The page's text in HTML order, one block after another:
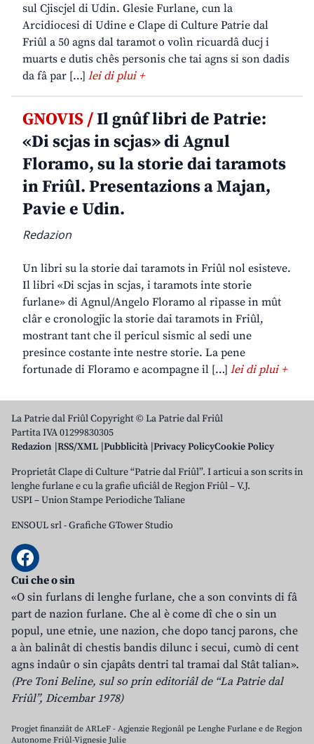
sul Cjiscjel di Udin. Glesie Furlane, cun la
Arcidiocesi di Udine e Clape di Culture Patrie dal
Friûl a 50 agns dal taramot o volìn ricuardâ ducj i
muarts e dutis chês personis che tai agns si son dadis
da fâ par […] lei di plui +
GNOVIS /Il gnûf libri de Patrie:
«Di scjas in scjas» di Agnul
Floramo, su la storie dai taramots
in Friûl. Presentazions a Majan,
Pavie e Udin.
Redazion
Un libri su la storie dai taramots in Friûl nol esisteve.
Il libri «Di scjas in scjas, i taramots inte storie
furlane» di Agnul/Angelo Floramo al ripasse in mût
clâr e cronologjic la storie dai taramots in Friûl,
mostrant tant che il pericul sismic al sedi une
presince costante inte nestre storie. La pene
fortunade di Floramo e acompagne il […] lei di plui +
La Patrie dal Friûl Copyright © La Patrie dal Friûl
Partita IVA 01299830305
Redazion RSS/XML Pubblicità Privacy PolicyCookie Policy
Proprietât Clape di Culture “Patrie dal Friûl”. I articui a son scrits in
lenghe furlane e cu la grafie uficiâl de Regjon Friûl – V.J.
USPI – Union Stampe Periodiche Taliane
ENSOUL srl-Grafiche GTower Studio
Cui che o sin
«O sin furlans di lenghe furlane, che a son convints di fâ
part de nazion furlane. Che al è come dî che o sin un
popul, une etnie, une nazion, che dopo tancj parons, che
a àn balinât di chestis bandis dilunc i secui, cumò di cent
agns indaûr o sin cjapâts dentri tal tramai dal Stât talian».
(Pre Toni Beline, sul so prin editoriâl de “La Patrie dal
Friûl”, Dicembar 1978)
Progjet finanziât de ARLeF - Agjenzie Regjonâl pe Lenghe Furlane e de Regjon
Autonome Friûl-Vignesie Julie